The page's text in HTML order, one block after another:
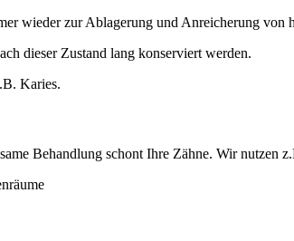
wieder zur Ablagerung und Anreicherung von
dieser Zustand lang konserviert werden.
Karies.
Behandlung schont Ihre Zähne. Wir nutzen